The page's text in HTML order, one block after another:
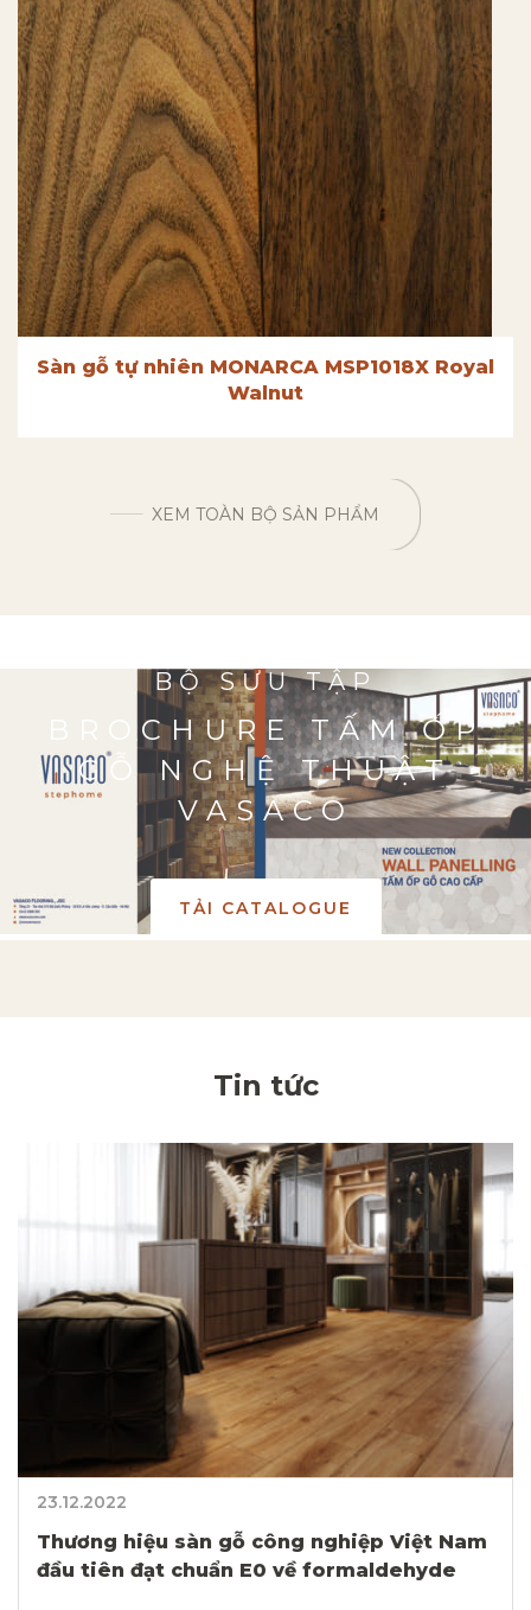
Sàn gỗ tự nhiên MONARCA MSP1018X Royal
Walnut
XEM TOÀN BỘ SẢN PHẨM
BỘ SƯU TẬP
BROCHURE TẤM ỐP
GỖ NGHỆ THUẬT
VASACO
TẢI CATALOGUE
Tin tức
23.12.2022
Thương hiệu sàn gỗ công nghiệp Việt Nam
đầu tiên đạt chuẩn E0 về formaldehyde